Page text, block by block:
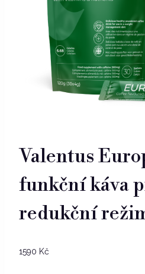
Valentus
funkční káva
redukční
1590 Kč